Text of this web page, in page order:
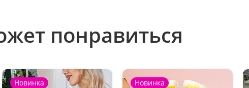
понравиться
Новинка Новинка